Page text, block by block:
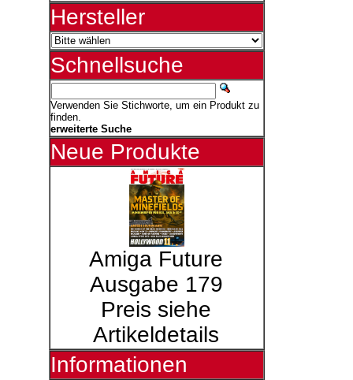
Hersteller
Schnellsuche
Verwenden Sie Stichworte, um ein Produkt zu
finden.
erweiterte Suche
Neue Produkte
Amiga Future
Ausgabe 179
Preis siehe
Artikeldetails
Informationen